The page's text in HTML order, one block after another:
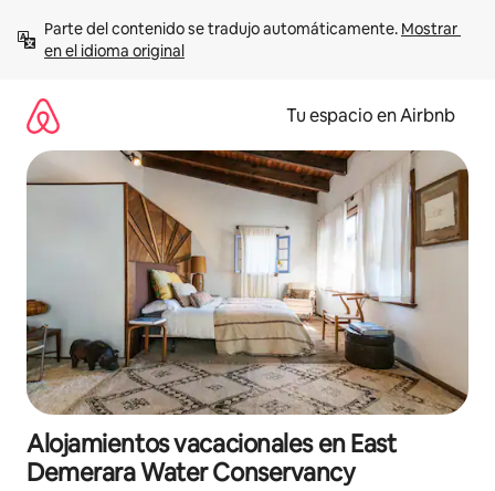
contenido
Parte del contenido se tradujo automáticamente. Mostrar
en el idioma original
Tu espacio en Airbnb
Alojamientos vacacionales en East
Demerara Water Conservancy